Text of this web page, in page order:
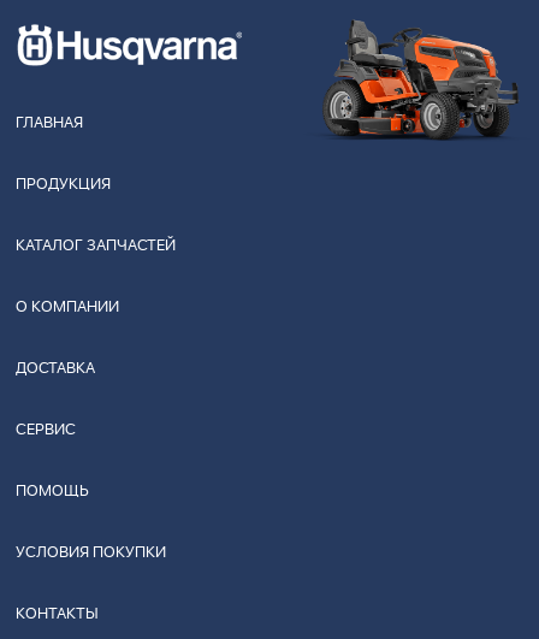
ГЛАВНАЯ
ПРОДУКЦИЯ
КАТАЛОГ ЗАПЧАСТЕЙ
О КОМПАНИИ
ДОСТАВКА
СЕРВИС
ПОМОЩЬ
УСЛОВИЯ ПОКУПКИ
КОНТАКТЫ